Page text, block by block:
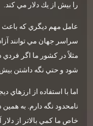
را بيش از يك دلار مي كند.
عامل مهم ديگري كه باعث
سراسر جهان مي توانند
مثلاً در كشور ما اگر
شود و حتي نگه داشتن بيش
اما با استفاده از ارزهاي
نامحدود نگه دارم. به
خاص ما كمي بالاتر از